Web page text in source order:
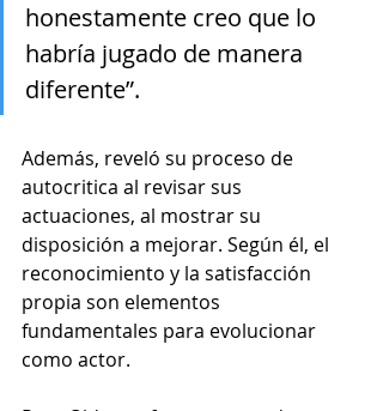
honestamente creo que lo
habría jugado de manera
diferente”.
Además, reveló su proceso de
autocritica al revisar sus
actuaciones, al mostrar su
disposición a mejorar. Según él, el
reconocimiento y la satisfacción
propia son elementos
fundamentales para evolucionar
como actor.